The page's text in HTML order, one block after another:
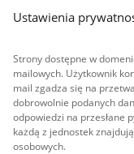
Ustawienia
Strony dostępne w
mailowych. Użytkownik
mail zgadza się na
dobrowolnie podanych
odpowiedzi na przesłane
każdą z jednostek
osobowych.